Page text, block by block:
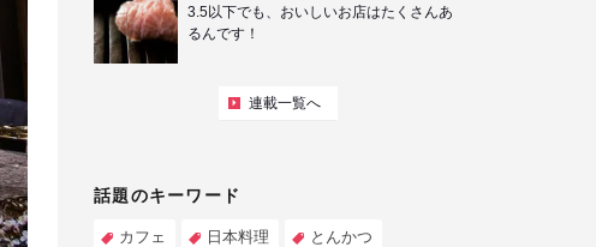
3.5以下でも、おいしいお店はたくさんあ
るんです！
連載一覧へ
話題のキーワード
カフェ 日本料理 とんかつ